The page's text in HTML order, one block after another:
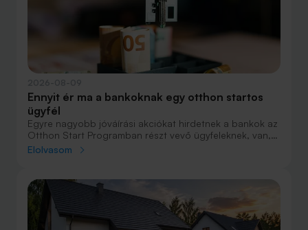
Ennyit ér ma a bankoknak egy otthon startos
ügyfél
Egyre nagyobb jóváírási akciókat hirdetnek a bankok az
Otthon Start Programban részt vevő ügyfeleknek, van,
ahol összesen akár félmillió forint jóváírást is össze lehet
nagyobb jóváírásért?
Elolvasom